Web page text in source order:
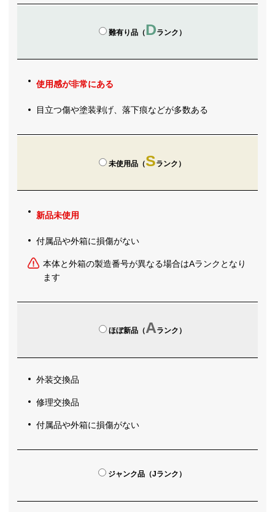
難有り品（Dランク）
使用感が非常にある
目立つ傷や塗装剥げ、落下痕などが多数ある
未使用品（Sランク）
新品未使用
付属品や外箱に損傷がない
本体と外箱の製造番号が異なる場合はAランクとなり
ます
ほぼ新品（Aランク）
外装交換品
修理交換品
付属品や外箱に損傷がない
ジャンク品（Jランク）